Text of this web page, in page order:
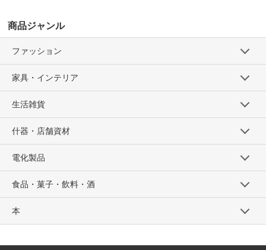
商品ジャンル
ファッション
家具・インテリア
生活雑貨
什器・店舗資材
電化製品
食品・菓子・飲料・酒
本